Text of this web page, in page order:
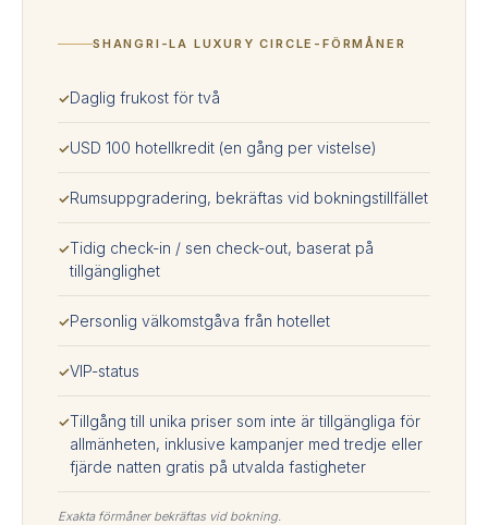
SHANGRI-LA LUXURY CIRCLE-FÖRMÅNER
✓Daglig frukost för två
✓USD 100 hotellkredit (en gång per vistelse)
✓Rumsuppgradering, bekräftas vid bokningstillfället
✓Tidig check-in / sen check-out, baserat på
tillgänglighet
✓Personlig välkomstgåva från hotellet
✓VIP-status
✓Tillgång till unika priser som inte är tillgängliga för
allmänheten, inklusive kampanjer med tredje eller
fjärde natten gratis på utvalda fastigheter
Exakta förmåner bekräftas vid bokning.